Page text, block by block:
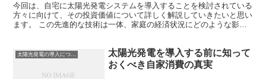
今回は、自宅に太陽光発電システムを導入することを検討されている
方々に向けて、その投資価値について詳しく解説していきたいと思い
ます。 この先進的な技術は一体、家庭の経済状況にどのような影響
太陽光発電の導入について
太陽光発電を導入する前に知って
おくべき自家消費の真実